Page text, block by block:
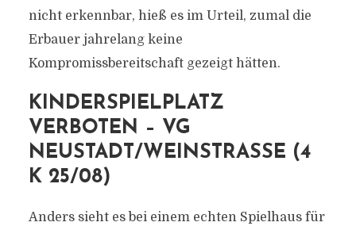
nicht erkennbar, hieß es im Urteil, zumal die
Erbauer jahrelang keine
Kompromissbereitschaft gezeigt hätten.
KINDERSPIELPLATZ
VERBOTEN – VG
NEUSTADT/WEINSTRASSE (4 K
25/08)
Anders sieht es bei einem echten Spielhaus für